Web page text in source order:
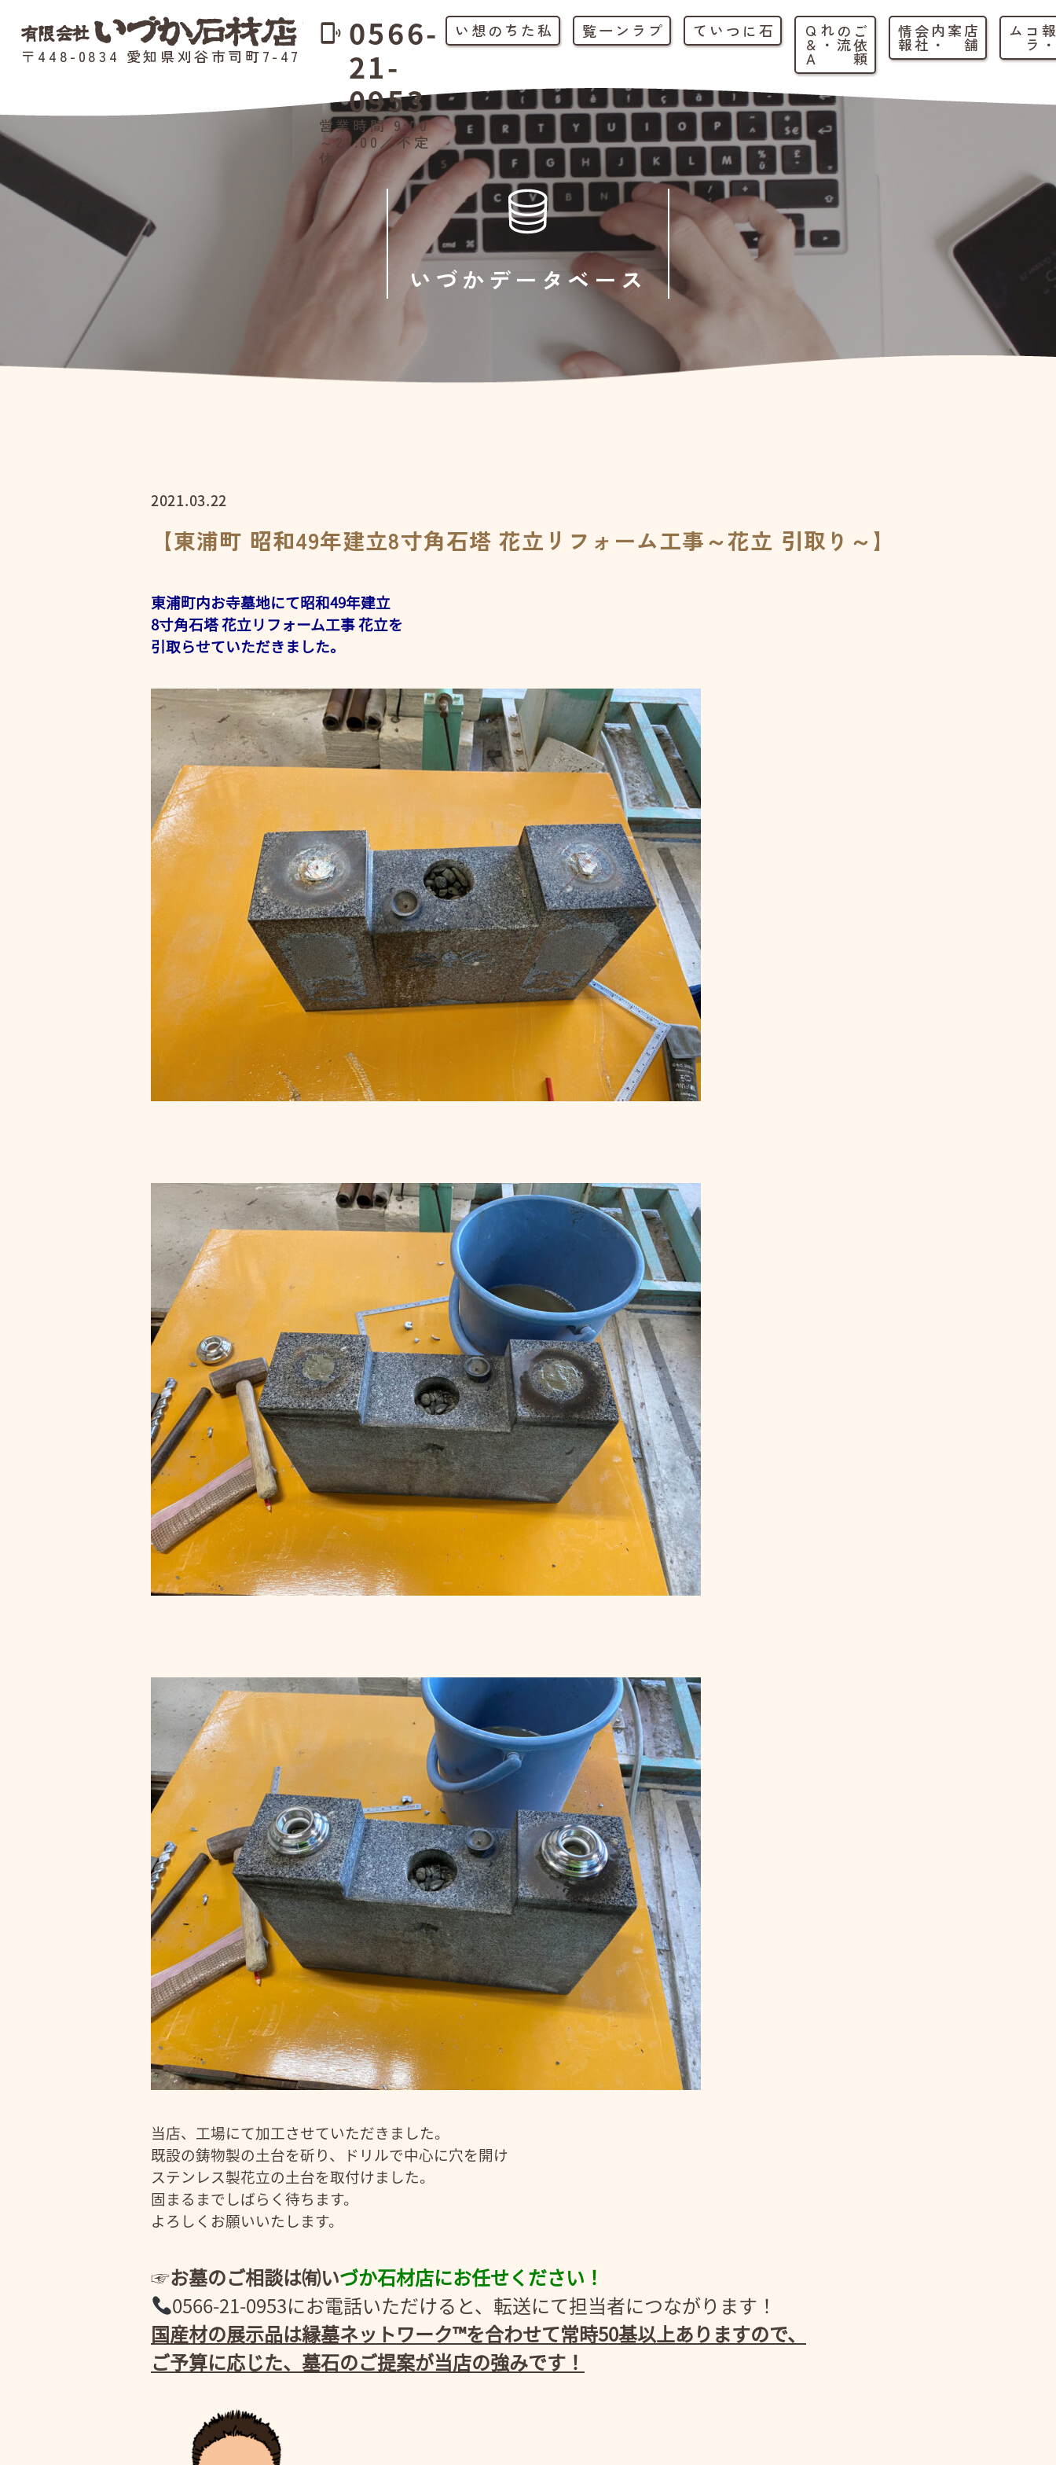
〒448-0834 愛知県刈谷市司町7-47
phonelink_ring 0566-
21-
0953
営業時間 9:00
～21:00／不定
休
私たちの想い プラン一覧 石について ご
依
頼
の
流
れ
・
Q
&
A 店
舗
案内
・
会
社
情
報
いづかデータベース
2021.03.22
【東浦町 昭和49年建立8寸角石塔 花立リフォーム工事～花立 引取り～】
東浦町内お寺墓地にて昭和49年建立
8寸角石塔 花立リフォーム工事 花立を
引取らせていただきました。
当店、工場にて加工させていただきました。
既設の鋳物製の土台を斫り、ドリルで中心に穴を開け
ステンレス製花立の土台を取付けました。
固まるまでしばらく待ちます。
よろしくお願いいたします。
☞お墓のご相談は㈲いづか石材店にお任せください！
0566-21-0953にお電話いただけると、転送にて担当者につながります！
国産材の展示品は縁墓ネットワーク™を合わせて常時50基以上ありますので、
ご予算に応じた、墓石のご提案が当店の強みです！